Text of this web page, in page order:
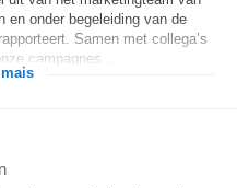
en onder begeleiding van de
Samen met collega’s
campagnes...